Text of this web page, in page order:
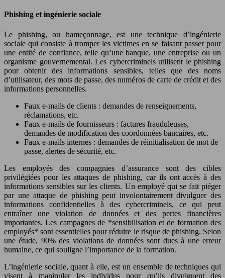
Phishing et ingénierie sociale
Le phishing, ou hameçonnage, est une technique d’ingénierie
sociale qui consiste à tromper les victimes en se faisant passer pour
une entité de confiance, telle qu’une banque, une entreprise ou un
organisme gouvernemental. Les cybercriminels utilisent le phishing
pour obtenir des informations sensibles, telles que des noms
d’utilisateur, des mots de passe, des numéros de carte de crédit et des
informations personnelles.
Faux e-mails de clients : demandes de renseignements,
réclamations, etc.
Faux e-mails de fournisseurs : factures frauduleuses,
demandes de modification des coordonnées bancaires, etc.
Faux e-mails internes : demandes de réinitialisation de mot de
passe, alertes de sécurité, etc.
Les employés des compagnies d’assurance sont des cibles
privilégiées pour les attaques de phishing, car ils ont accès à des
informations sensibles sur les clients. Un employé qui se fait piéger
par une attaque de phishing peut involontairement divulguer des
informations confidentielles à des cybercriminels, ce qui peut
entraîner une violation de données et des pertes financières
importantes. Les campagnes de *sensibilisation et de formation des
employés* sont essentielles pour réduire le risque de phishing. Selon
une étude, 90% des violations de données sont dues à une erreur
humaine, ce qui souligne l’importance de la formation.
L’ingénierie sociale, quant à elle, est un ensemble de techniques qui
visent à manipuler les individus pour qu’ils divulguent des